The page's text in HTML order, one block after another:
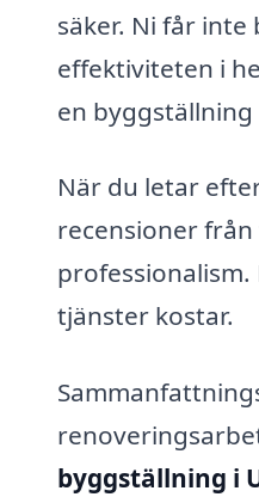
säker. Ni får
effektiviteten i
en
När du letar
recensioner
tjänster kostar.
byggställning i